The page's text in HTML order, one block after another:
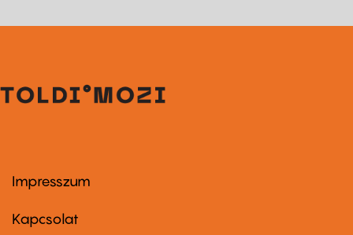
Footer
first
Impresszum
Kapcsolat